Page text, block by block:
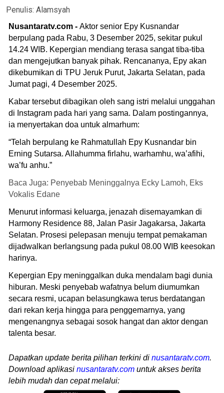
Penulis: Alamsyah
Nusantaratv.com - Aktor senior Epy Kusnandar
berpulang pada Rabu, 3 Desember 2025, sekitar pukul
14.24 WIB. Kepergian mendiang terasa sangat tiba-tiba
dan mengejutkan banyak pihak. Rencananya, Epy akan
dikebumikan di TPU Jeruk Purut, Jakarta Selatan, pada
Jumat pagi, 4 Desember 2025.
Kabar tersebut dibagikan oleh sang istri melalui unggahan
di Instagram pada hari yang sama. Dalam postingannya,
ia menyertakan doa untuk almarhum:
“Telah berpulang ke Rahmatullah Epy Kusnandar bin
Erning Sutarsa. Allahumma firlahu, warhamhu, wa’afihi,
wa’fu anhu.”
Baca Juga: Penyebab Meninggalnya Ecky Lamoh, Eks
Vokalis Edane
Menurut informasi keluarga, jenazah disemayamkan di
Harmony Residence 88, Jalan Pasir Jagakarsa, Jakarta
Selatan. Prosesi pelepasan menuju tempat pemakaman
dijadwalkan berlangsung pada pukul 08.00 WIB keesokan
harinya.
Kepergian Epy meninggalkan duka mendalam bagi dunia
hiburan. Meski penyebab wafatnya belum diumumkan
secara resmi, ucapan belasungkawa terus berdatangan
dari rekan kerja hingga para penggemarnya, yang
mengenangnya sebagai sosok hangat dan aktor dengan
talenta besar.
Dapatkan update berita pilihan terkini di nusantaratv.com.
Download aplikasi nusantaratv.com untuk akses berita
lebih mudah dan cepat melalui: